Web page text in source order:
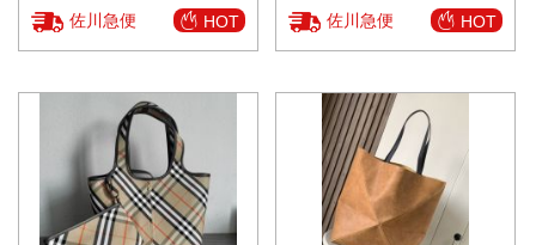
佐川急便 HOT 佐川急便 HOT